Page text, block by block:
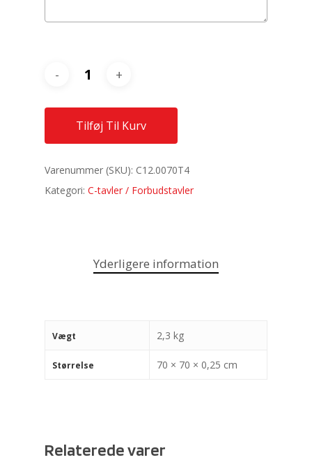
Tilføj Til Kurv
Varenummer (SKU): C12.0070T4
Kategori: C-tavler / Forbudstavler
Yderligere information
Vægt 2,3 kg
Størrelse 70 × 70 × 0,25 cm
Relaterede varer